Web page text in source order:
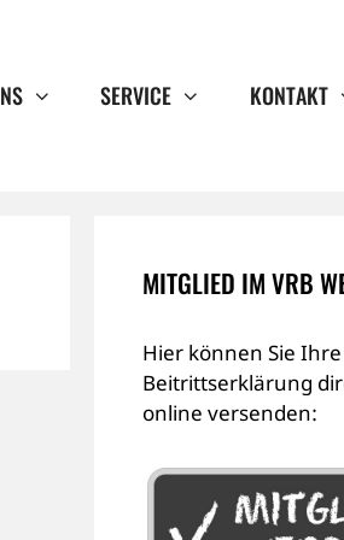
SERVICE KONTAKT
MITGLIED IM VRB
Hier können Sie Ihre
Beitrittserklärung
online versenden: